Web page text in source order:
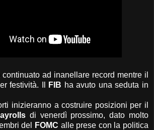
continuato ad inanellare record mentre il
festività. Il FIB ha avuto una seduta in
inizieranno a costruire posizioni per il
di venerdì prossimo, dato molto
del
FOMC alle prese con la politica